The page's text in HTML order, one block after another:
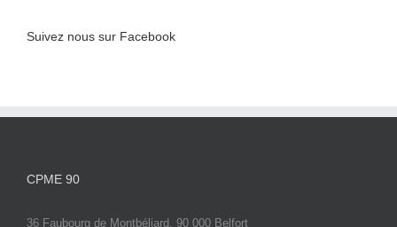
Suivez nous sur Facebook
CPME 90
36 Faubourg de Montbéliard, 90 000 Belfort